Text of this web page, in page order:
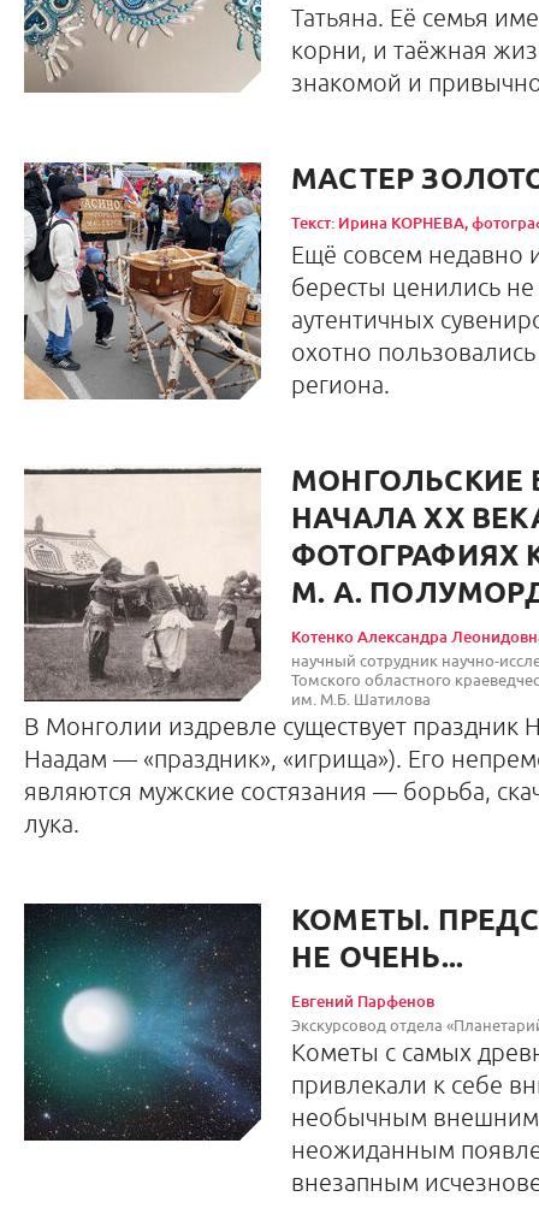
Татьяна. Её семья
корни, и таёжная
знакомой и
МАСТЕР
Текст: Ирина КОРНЕВА,
Ещё совсем недавно
бересты ценились не
аутентичных
охотно
региона.
МОНГОЛЬСКИЕ
НАЧАЛА ХХ
ФОТОГРАФИЯХ
М. А.
Котенко Александра
научный сотрудник научно-
Томского областного
им. М.Б. Шатилова
В Монголии издревле существует праздник
Наадам — «праздник», «игрища»). Его
являются мужские состязания — борьба,
лука.
КОМЕТЫ.
НЕ ОЧЕНЬ...
Евгений Парфенов
Экскурсовод отдела
Кометы с самых
привлекали к себе
необычным
неожиданным
внезапным